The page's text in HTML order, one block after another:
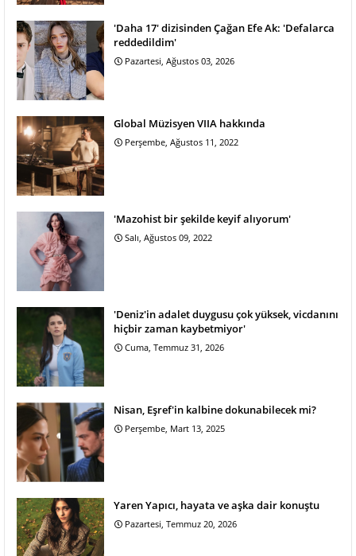
'Daha 17' dizisinden Çağan Efe Ak: 'Defalarca
reddedildim'
Pazartesi, Ağustos 03, 2026
Global Müzisyen VIIA hakkında
Perşembe, Ağustos 11, 2022
'Mazohist bir şekilde keyif alıyorum'
Salı, Ağustos 09, 2022
'Deniz'in adalet duygusu çok yüksek, vicdanını
hiçbir zaman kaybetmiyor'
Cuma, Temmuz 31, 2026
Nisan, Eşref'in kalbine dokunabilecek mi?
Perşembe, Mart 13, 2025
Yaren Yapıcı, hayata ve aşka dair konuştu
Pazartesi, Temmuz 20, 2026